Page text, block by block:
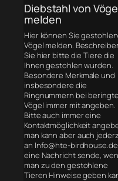
Diebstahl von
melden
Hier können Sie
Vögel melden.
Sie hier bitte die Tiere die
Ihnen gestohlen wurden.
Besondere Merkmale und
insbesondere die
Ringnummern bei
Vögel immer mit angeben.
Bitte auch immer eine
Kontaktmöglichkeit
man kann aber auch
an Info@hte-birdhouse.de
eine Nachricht sende,
man zu den gestohlene
Tieren Hinweise geben